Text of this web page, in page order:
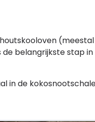
belangrijkste stap
in de